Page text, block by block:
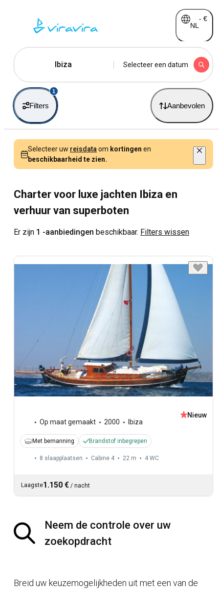
NL
- €
Ibiza Selecteer een datum
Filters
1
Aanbevolen
Selecteer uw reisdata om kortingen en
beschikbaarheid te zien.
Charter voor luxe jachten Ibiza en
verhuur van superboten
Er zijn 1 -aanbiedingen beschikbaar. Filters wissen
Op maat gemaakt 2000 Ibiza
Nieuw
Met bemanning Brandstof inbegrepen
8 slaapplaatsen Cabine 4 22 m 4 WC
Laagste1.150 € / nacht
Neem de controle over uw
zoekopdracht
Breid uw keuzemogelijkheden uit met een van de